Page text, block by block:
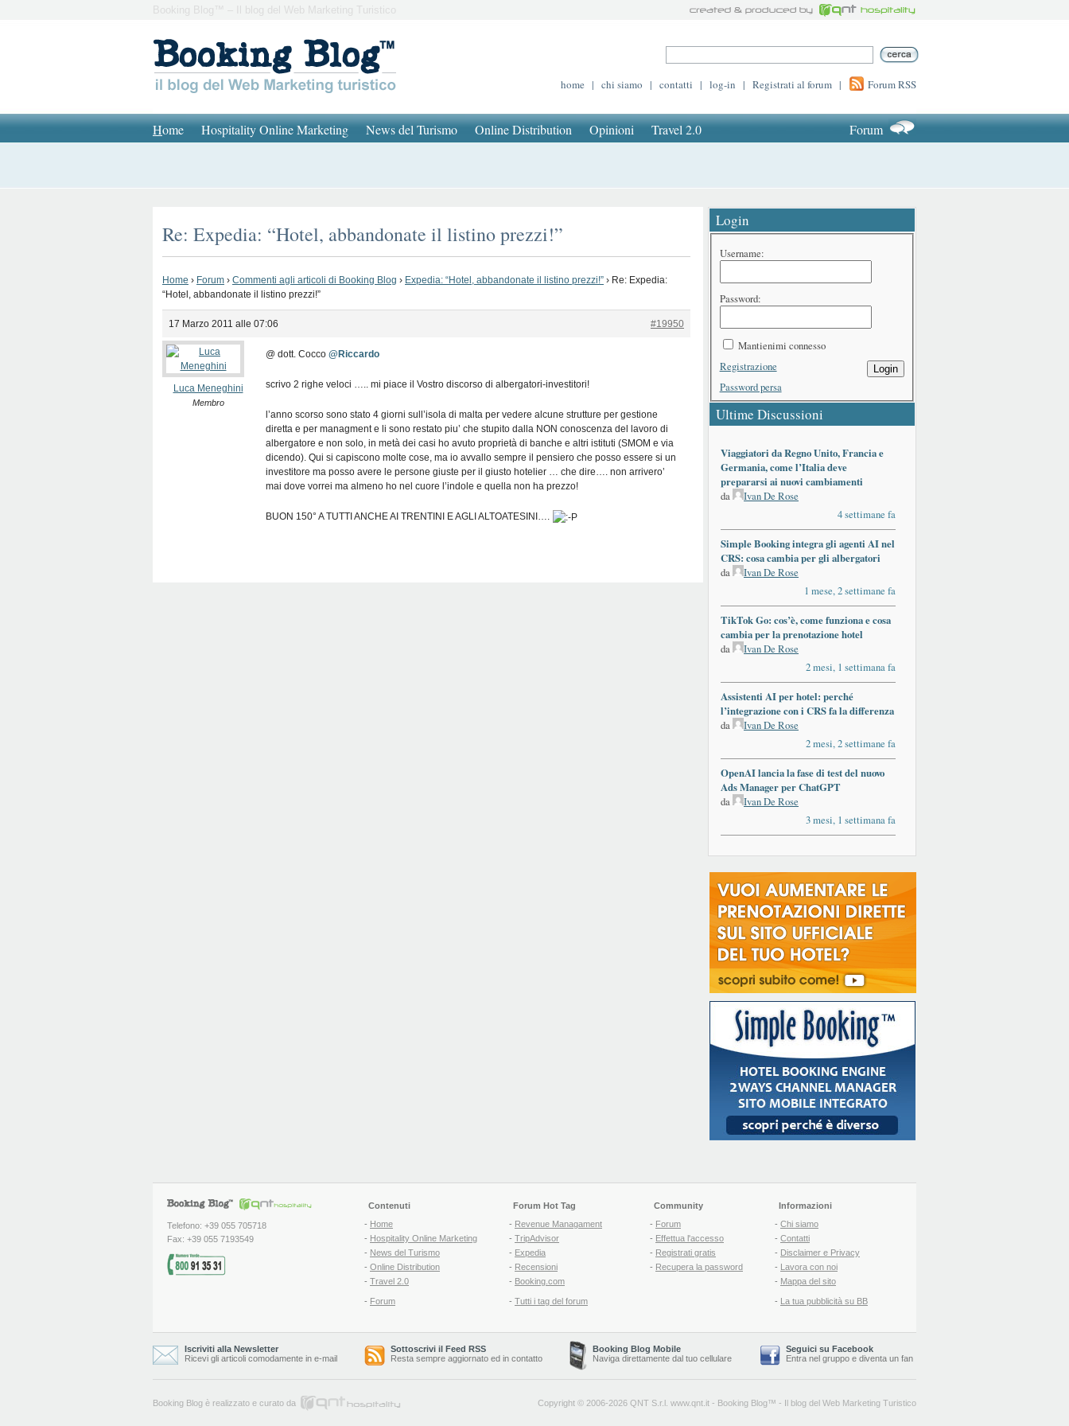
Booking Blog™ – Il blog del Web Marketing Turistico
home | chi siamo | contatti | log-in | Registrati al forum | Forum RSS
Home Hospitality Online Marketing News del Turismo Online Distribution Opinioni Travel 2.0 Forum
Re: Expedia: “Hotel, abbandonate il listino prezzi!”
Home › Forum › Commenti agli articoli di Booking Blog › Expedia: “Hotel, abbandonate il listino prezzi!” › Re: Expedia:
“Hotel, abbandonate il listino prezzi!”
17 Marzo 2011 alle 07:06 #19950
Luca Meneghini
Membro
@ dott. Cocco @Riccardo
scrivo 2 righe veloci ….. mi piace il Vostro discorso di albergatori-investitori!
l’anno scorso sono stato 4 giorni sull’isola di malta per vedere alcune strutture per gestione
diretta e per managment e li sono restato piu’ che stupito dalla NON conoscenza del lavoro di
albergatore e non solo, in metà dei casi ho avuto proprietà di banche e altri istituti (SMOM e via
dicendo). Qui si capiscono molte cose, ma io avvallo sempre il pensiero che posso essere si un
investitore ma posso avere le persone giuste per il giusto hotelier … che dire…. non arrivero’
mai dove vorrei ma almeno ho nel cuore l’indole e quella non ha prezzo!
BUON 150° A TUTTI ANCHE AI TRENTINI E AGLI ALTOATESINI….
Login
Username:
Password:
Mantienimi connesso
Login
Registrazione
Password persa
Ultime Discussioni
Viaggiatori da Regno Unito, Francia e
Germania, come l’Italia deve
prepararsi ai nuovi cambiamenti
da
Ivan De Rose
4 settimane fa
Simple Booking integra gli agenti AI nel
CRS: cosa cambia per gli albergatori
da
Ivan De Rose
1 mese, 2 settimane fa
TikTok Go: cos’è, come funziona e cosa
cambia per la prenotazione hotel
da
Ivan De Rose
2 mesi, 1 settimana fa
Assistenti AI per hotel: perché
l’integrazione con i CRS fa la differenza
da
Ivan De Rose
2 mesi, 2 settimane fa
OpenAI lancia la fase di test del nuovo
Ads Manager per ChatGPT
da
Ivan De Rose
3 mesi, 1 settimana fa
Telefono: +39 055 705718
Fax: +39 055 7193549
Contenuti
- Home
- Hospitality Online Marketing
- News del Turismo
- Online Distribution
- Travel 2.0
- Forum
Forum Hot Tag
- Revenue Managament
- TripAdvisor
- Expedia
- Recensioni
- Booking.com
- Tutti i tag del forum
Community
- Forum
- Effettua l'accesso
- Registrati gratis
- Recupera la password
Informazioni
- Chi siamo
- Contatti
- Disclaimer e Privacy
- Lavora con noi
- Mappa del sito
- La tua pubblicità su BB
Iscriviti alla Newsletter
Ricevi gli articoli comodamente in e-mail
Sottoscrivi il Feed RSS
Resta sempre aggiornato ed in contatto
Booking Blog Mobile
Naviga direttamente dal tuo cellulare
Seguici su Facebook
Entra nel gruppo e diventa un fan
Booking Blog è realizzato e curato da Copyright © 2006-2026 QNT S.r.l. www.qnt.it - Booking Blog™ - Il blog del Web Marketing Turistico